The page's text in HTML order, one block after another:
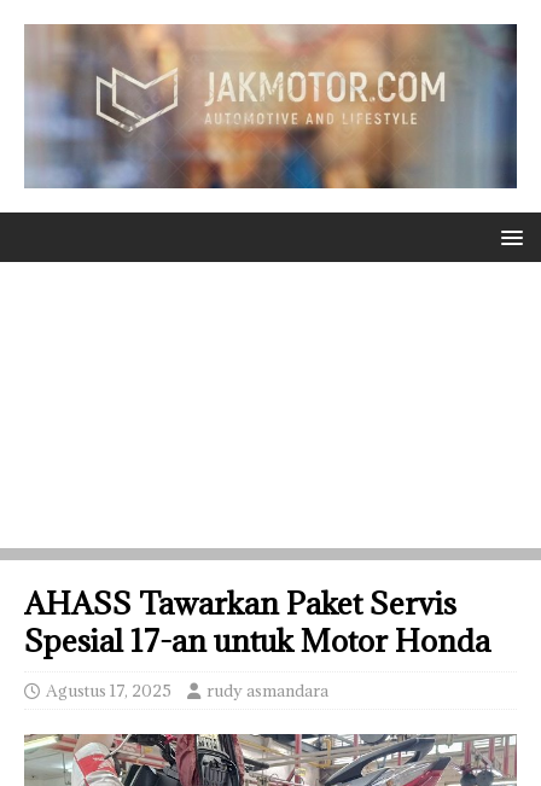
AHASS Tawarkan Paket Servis
Spesial 17-an untuk Motor Honda
Agustus 17, 2025 rudy asmandara